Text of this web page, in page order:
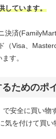
しています。
決済
（Visa、
す。
ためのポ
で安全に買い物
気を付けて買い